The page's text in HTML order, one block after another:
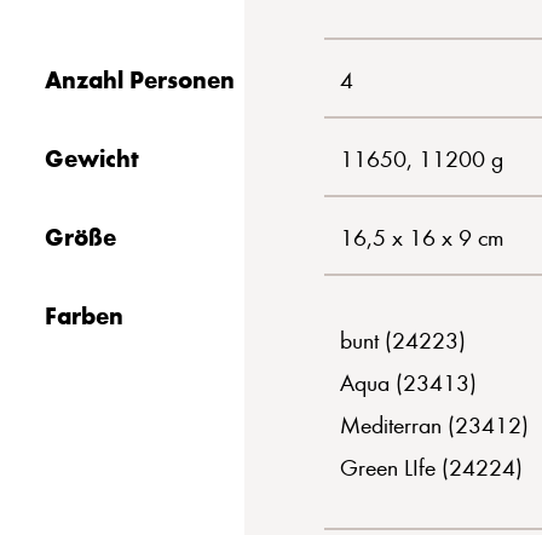
Anzahl Personen 4
Gewicht 11650, 11200 g
Größe 16,5 x 16 x 9 cm
Farben
bunt (24223)
Aqua (23413)
Mediterran (23412)
Green LIfe (24224)